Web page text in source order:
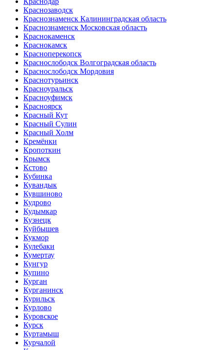
Краснозаводск
Краснознаменск Калининградская область
Краснознаменск Московская область
Краснокаменск
Краснокамск
Красноперекопск
Краснослободск Волгоградская область
Краснослободск Мордовия
Краснотурьинск
Красноуральск
Красноуфимск
Красноярск
Красный Кут
Красный Сулин
Красный Холм
Кремёнки
Кропоткин
Крымск
Кстово
Кубинка
Кувандык
Кувшиново
Кудрово
Кудымкар
Кузнецк
Куйбышев
Кукмор
Кулебаки
Кумертау
Кунгур
Купино
Курган
Курганинск
Курильск
Курлово
Куровское
Курск
Куртамыш
Курчалой